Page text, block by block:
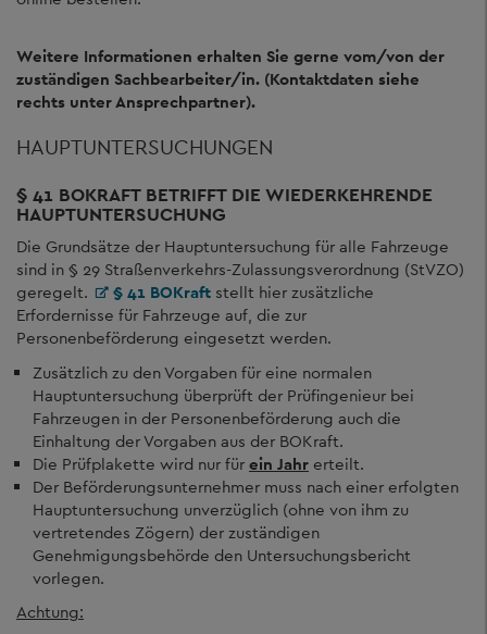
Weitere Informationen erhalten Sie gerne vom/von der
zuständigen Sachbearbeiter/in. (Kontaktdaten siehe
rechts unter Ansprechpartner).
HAUPTUNTERSUCHUNGEN
§ 41 BOKRAFT BETRIFFT DIE WIEDERKEHRENDE
HAUPTUNTERSUCHUNG
Die Grundsätze der Hauptuntersuchung für alle Fahrzeuge
sind in § 29 Straßenverkehrs-Zulassungsverordnung (StVZO)
geregelt.
§ 41 BOKraft stellt hier zusätzliche
Erfordernisse für Fahrzeuge auf, die zur
Personenbeförderung eingesetzt werden.
Zusätzlich zu den Vorgaben für eine normalen
Hauptuntersuchung überprüft der Prüfingenieur bei
Fahrzeugen in der Personenbeförderung auch die
Einhaltung der Vorgaben aus der BOKraft.
Die Prüfplakette wird nur für ein Jahr erteilt.
Der Beförderungsunternehmer muss nach einer erfolgten
Hauptuntersuchung unverzüglich (ohne von ihm zu
vertretendes Zögern) der zuständigen
Genehmigungsbehörde den Untersuchungsbericht
vorlegen.
Achtung: